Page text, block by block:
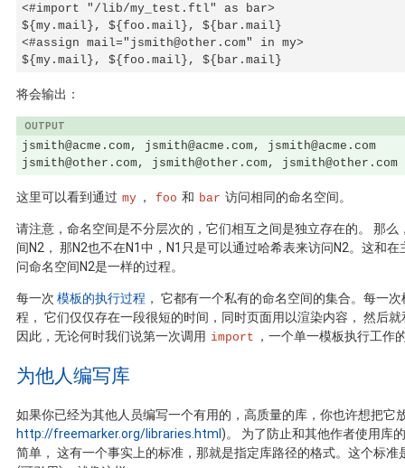
<#import "/lib/my_test.ftl" as bar>
${my.mail}, ${foo.mail}, ${bar.mail}
<#assign mail="jsmith@other.com" in my>
${my.mail}, ${foo.mail}, ${bar.mail}
将会输出：
jsmith@acme.com, jsmith@acme.com, jsmith@acme.com
jsmith@other.com, jsmith@other.com, jsmith@other.com
这里可以看到通过 my ， foo 和 bar 访问相同的命名空间。
请注意，命名空间是不分层次的，它们相互之间是独立存在的。 那
间N2， 那N2也不在N1中，N1只是可以通过哈希表来访问N2。这和
问命名空间N2是一样的过程。
每一次 模板的执行过程 ， 它都有一个私有的命名空间的集合。每一
程， 它们仅仅存在一段很短的时间，同时页面用以渲染内容， 然后
因此，无论何时我们说第一次调用 import ，一个单一模板执行工作
为他人编写库
如果你已经为其他人员编写一个有用的，高质量的库，你也许想把它
http://freemarker.org/libraries.html )。 为了防止和其他作者使用库
简单， 这有一个事实上的标准，那就是指定库路径的格式。这个标